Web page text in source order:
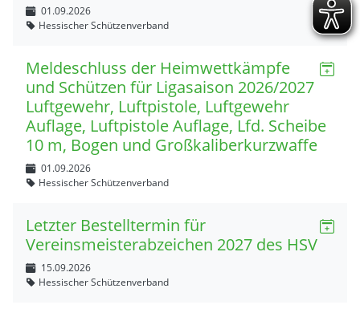
01.09.2026
Hessischer Schützenverband
Meldeschluss der Heimwettkämpfe
und Schützen für Ligasaison 2026/2027
Luftgewehr, Luftpistole, Luftgewehr
Auflage, Luftpistole Auflage, Lfd. Scheibe
10 m, Bogen und Großkaliberkurzwaffe
01.09.2026
Hessischer Schützenverband
Letzter Bestelltermin für
Vereinsmeisterabzeichen 2027 des HSV
15.09.2026
Hessischer Schützenverband